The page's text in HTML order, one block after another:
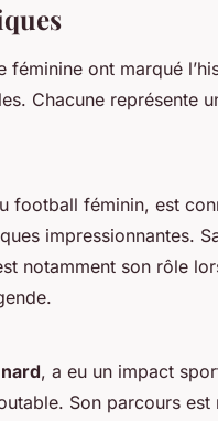
féminine ont marqué
Chacune représente
football féminin, est
impressionnantes.
notamment son rôle
, a eu un impact
Son parcours est